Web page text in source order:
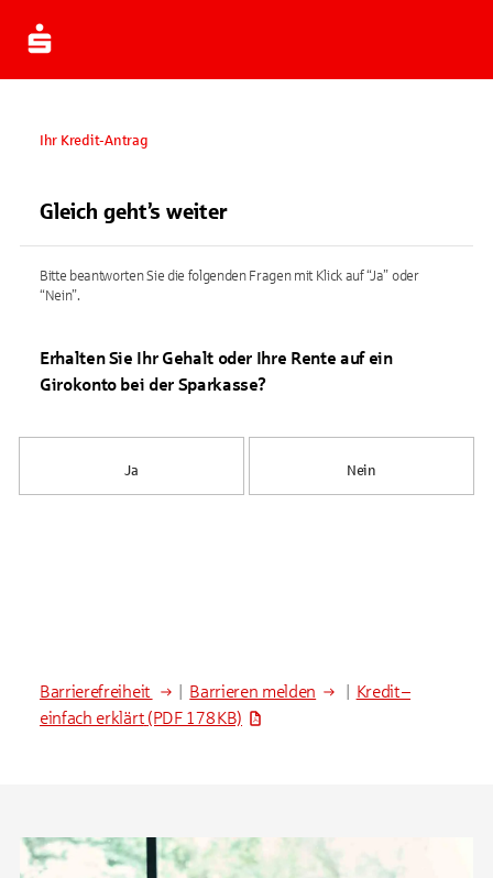
Ihr Kredit-Antrag
Gleich geht’s weiter
Bitte beantworten Sie die folgenden Fragen mit Klick auf “Ja” oder
“Nein”.
Erhalten Sie Ihr Gehalt oder Ihre Rente auf ein
Girokonto bei der Sparkasse?
Ja Nein
Barrierefreiheit Barrieren melden
Kredit –
einfach erklärt (PDF 178 KB)